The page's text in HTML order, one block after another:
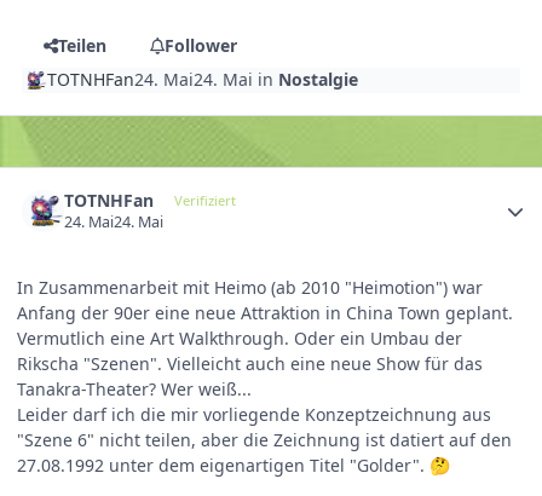
Teilen
Follower
TOTNHFan24. Mai24. Mai in Nostalgie
TOTNHFan Verifiziert
24. Mai24. Mai
In Zusammenarbeit mit Heimo (ab 2010 "Heimotion") war
Anfang der 90er eine neue Attraktion in China Town geplant.
Vermutlich eine Art Walkthrough. Oder ein Umbau der
Rikscha "Szenen". Vielleicht auch eine neue Show für das
Tanakra-Theater? Wer weiß...
Leider darf ich die mir vorliegende Konzeptzeichnung aus
"Szene 6" nicht teilen, aber die Zeichnung ist datiert auf den
27.08.1992 unter dem eigenartigen Titel "Golder". 🤔